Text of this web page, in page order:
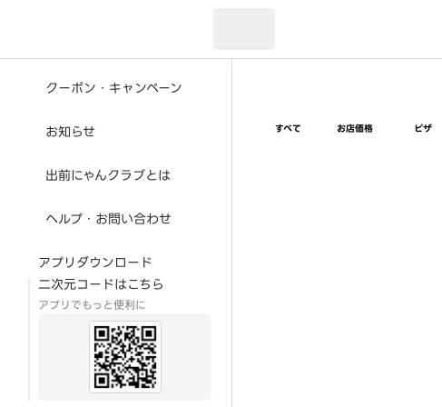
クーポン・キャンペーン
お知らせ
出前にゃんクラブとは
ヘルプ・お問い合わせ
アプリダウンロード
二次元コードはこちら
アプリでもっと便利に
すべて お店価格 ピザ